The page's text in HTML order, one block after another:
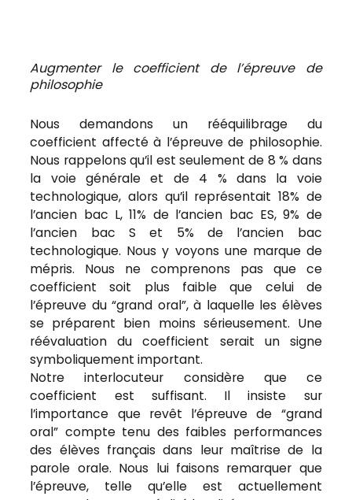
Augmenter le coefficient de l’épreuve de
philosophie
Nous demandons un rééquilibrage du
coefficient affecté à l’épreuve de philosophie.
Nous rappelons qu’il est seulement de 8 % dans
la voie générale et de 4 % dans la voie
technologique, alors qu’il représentait 18% de
l’ancien bac L, 11% de l’ancien bac ES, 9% de
l’ancien bac S et 5% de l’ancien bac
technologique. Nous y voyons une marque de
mépris. Nous ne comprenons pas que ce
coefficient soit plus faible que celui de
l’épreuve du “grand oral”, à laquelle les élèves
se préparent bien moins sérieusement. Une
réévaluation du coefficient serait un signe
symboliquement important.
Notre interlocuteur considère que ce
coefficient est suffisant. Il insiste sur
l’importance que revêt l’épreuve de “grand
oral” compte tenu des faibles performances
des élèves français dans leur maîtrise de la
parole orale. Nous lui faisons remarquer que
l’épreuve, telle qu’elle est actuellement